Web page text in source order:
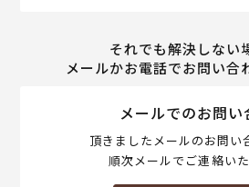
それでも解決しない
メールかお電話でお問い合
メールでのお問い
頂きましたメールのお問い
順次メールでご連絡いた